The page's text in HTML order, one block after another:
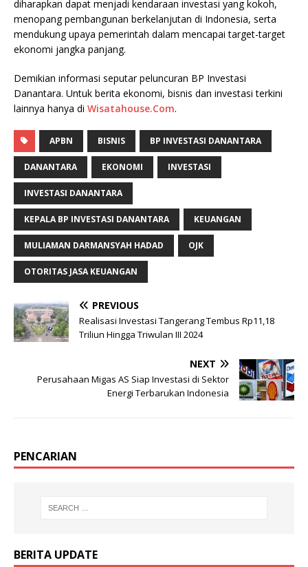
diharapkan dapat menjadi kendaraan investasi yang kokoh,
menopang pembangunan berkelanjutan di Indonesia, serta
mendukung upaya pemerintah dalam mencapai target-target
ekonomi jangka panjang.
Demikian informasi seputar peluncuran BP Investasi
Danantara. Untuk berita ekonomi, bisnis dan investasi terkini
lainnya hanya di Wisatahouse.Com.
APBN BISNIS BP INVESTASI DANANTARA
DANANTARA EKONOMI INVESTASI
INVESTASI DANANTARA
KEPALA BP INVESTASI DANANTARA KEUANGAN
MULIAMAN DARMANSYAH HADAD OJK
OTORITAS JASA KEUANGAN
PREVIOUS
Realisasi Investasi Tangerang Tembus Rp11,18
Triliun Hingga Triwulan III 2024
NEXT
Perusahaan Migas AS Siap Investasi di Sektor
Energi Terbarukan Indonesia
PENCARIAN
BERITA UPDATE